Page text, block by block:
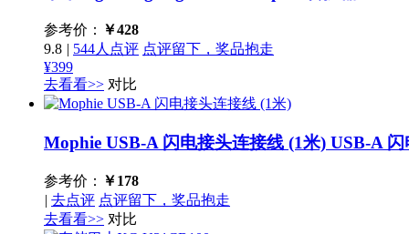
参考价： ￥428
9.8 | 544人点评 点评留下，奖品抱走
¥399
去看看>> 对比
Mophie USB-A 闪电接头连接线 (1米) USB-A
参考价： ￥178
| 去点评 点评留下，奖品抱走
去看看>> 对比